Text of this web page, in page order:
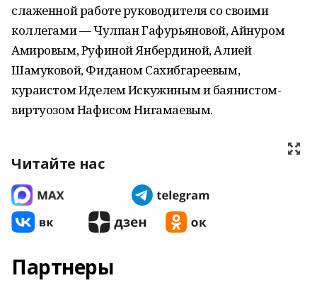
слаженной работе руководителя со своими
коллегами — Чулпан Гафурьяновой, Айнуром
Амировым, Руфиной Янбердиной, Алией
Шамуковой, Фиданом Сахибгареевым,
кураистом Иделем Искужиным и баянистом-
виртуозом Нафисом Нигамаевым.
Читайте нас
Партнеры